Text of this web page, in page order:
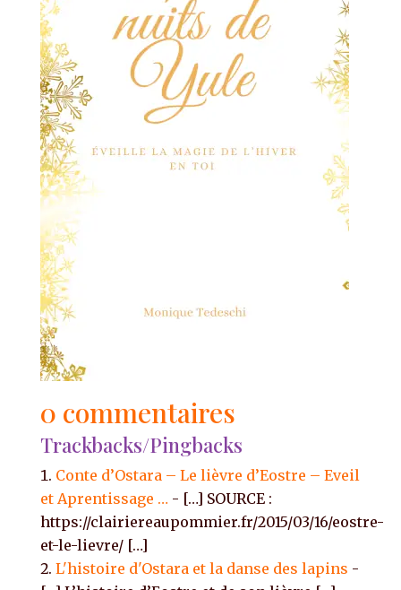
0 commentaires
Trackbacks/Pingbacks
Conte d’Ostara – Le lièvre d’Eostre – Eveil
et Aprentissage … - […] SOURCE :
https://clairiereaupommier.fr/2015/03/16/eostre-
et-le-lievre/ […]
L'histoire d'Ostara et la danse des lapins -